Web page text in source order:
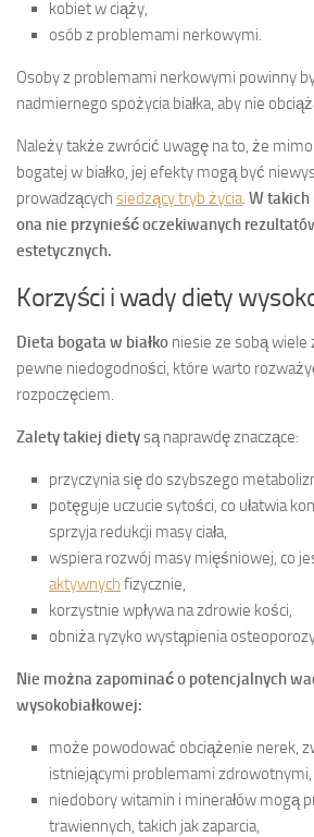
kobiet w ciąży,
osób z problemami nerkowymi.
Osoby z problemami nerkowymi powinny
nadmiernego spożycia białka, aby nie
Należy także zwrócić uwagę na to, że
bogatej w białko, jej efekty mogą być
prowadzących siedzący tryb życia. W takich
ona nie przynieść oczekiwanych
estetycznych.
Korzyści i wady diety
Dieta bogata w białko niesie ze sobą wiele
pewne niedogodności, które warto
rozpoczęciem.
Zalety takiej dietysą naprawdę znaczące:
przyczynia się do szybszego
potęguje uczucie sytości, co ułatwia
sprzyja redukcji masy ciała,
wspiera rozwój masy mięśniowej, co
aktywnych fizycznie,
korzystnie wpływa na zdrowie kości,
obniża ryzyko wystąpienia
Nie można zapominać o potencjalnych
wysokobiałkowej:
może powodować obciążenie nerek,
istniejącymi problemami zdrowotnymi,
niedobory witamin i minerałów mogą
trawiennych, takich jak zaparcia,